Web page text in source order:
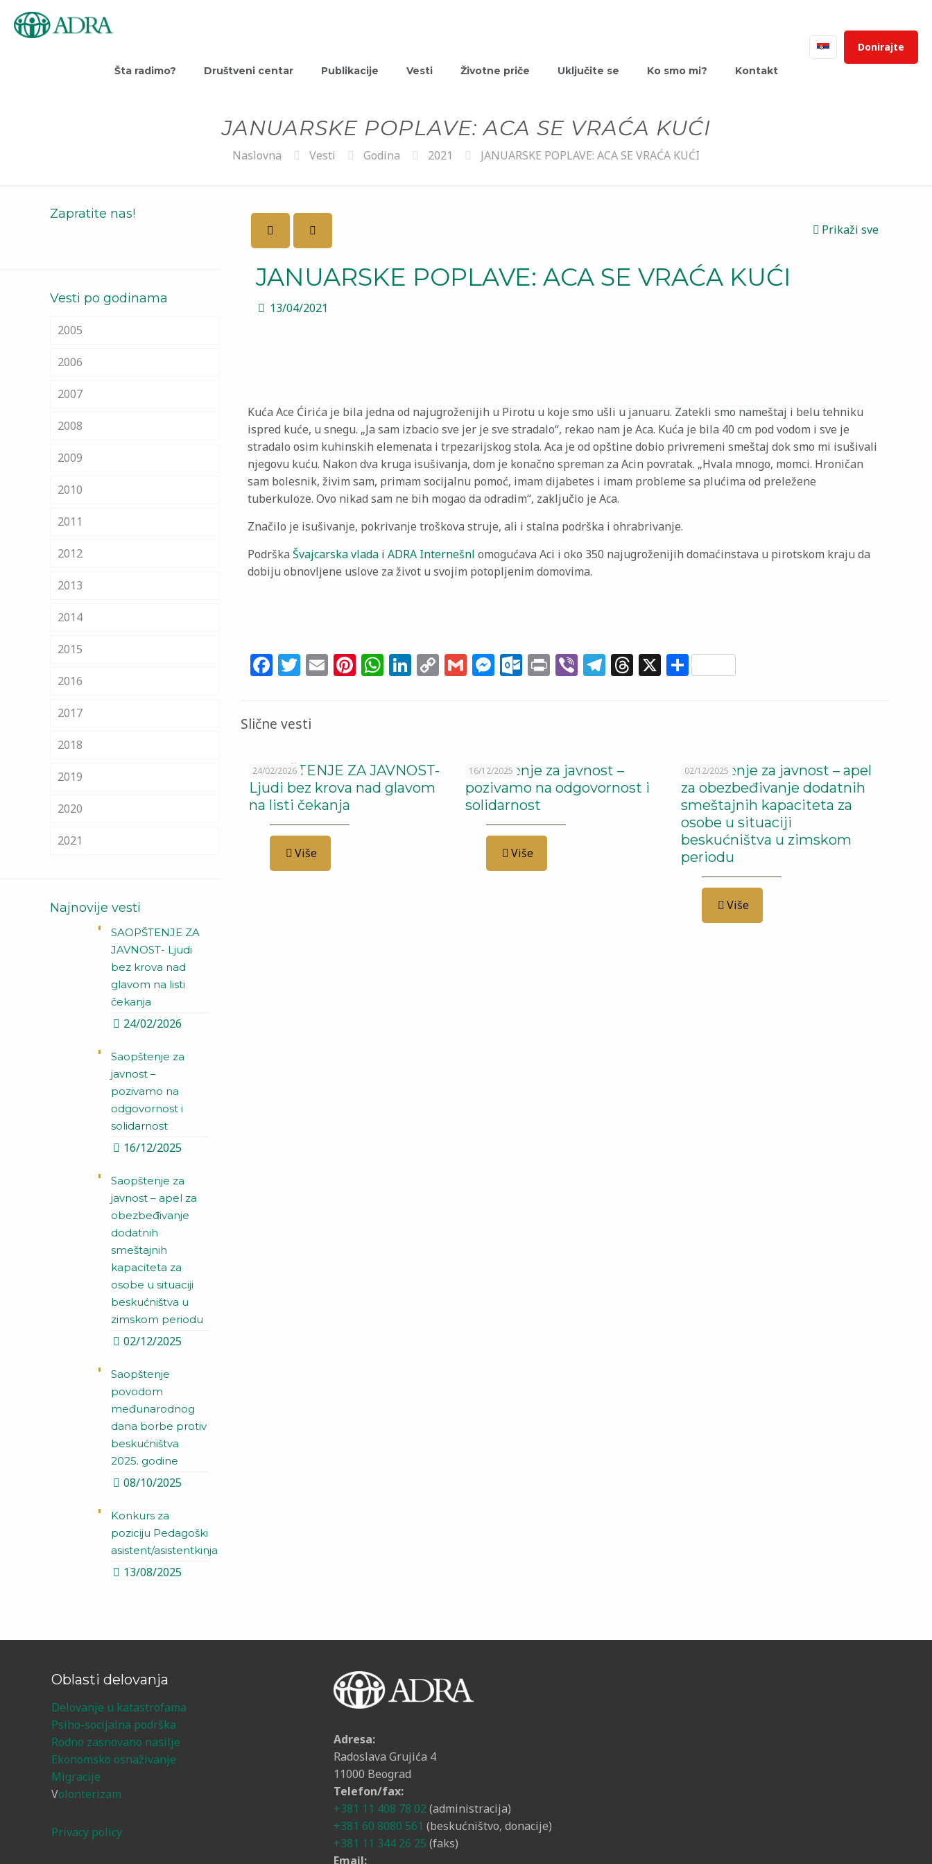
Šta radimo? Društveni centar Publikacije Vesti Životne priče Uključite se Ko smo mi? Kontakt
Donirajte
JANUARSKE POPLAVE: ACA SE VRAĆA KUĆI
Naslovna Vesti Godina 2021 JANUARSKE POPLAVE: ACA SE VRAĆA KUĆI
Prikaži sve
JANUARSKE POPLAVE: ACA SE VRAĆA KUĆI
13/04/2021
Kuća Ace Ćirića je bila jedna od najugroženijih u Pirotu u koje smo ušli u januaru. Zatekli smo nameštaj i belu tehniku
ispred kuće, u snegu. „Ja sam izbacio sve jer je sve stradalo“, rekao nam je Aca. Kuća je bila 40 cm pod vodom i sve je
stradalo osim kuhinskih elemenata i trpezarijskog stola. Aca je od opštine dobio privremeni smeštaj dok smo mi isušivali
njegovu kuću. Nakon dva kruga isušivanja, dom je konačno spreman za Acin povratak. „Hvala mnogo, momci. Hroničan
sam bolesnik, živim sam, primam socijalnu pomoć, imam dijabetes i imam probleme sa plućima od preležene
tuberkuloze. Ovo nikad sam ne bih mogao da odradim“, zaključio je Aca.
Značilo je isušivanje, pokrivanje troškova struje, ali i stalna podrška i ohrabrivanje.
Podrška Švajcarska vlada i ADRA Internešnl omogućava Aci i oko 350 najugroženijih domaćinstava u pirotskom kraju da
dobiju obnovljene uslove za život u svojim potopljenim domovima.
Facebook
Twitter
EmailPinterest
WhatsApp
LinkedIn
CopyGmail
Messenger
Outlook.com
PrintViberTelegram
Threads
X Share
Slične vesti
24/02/2026
SAOPŠTENJE ZA JAVNOST-
Ljudi bez krova nad glavom
na listi čekanja
Više
16/12/2025
Saopštenje za javnost –
pozivamo na odgovornost i
solidarnost
Više
02/12/2025
Saopštenje za javnost – apel
za obezbeđivanje dodatnih
smeštajnih kapaciteta za
osobe u situaciji
beskućništva u zimskom
periodu
Više
Zapratite nas!
Vesti po godinama
2005
2006
2007
2008
2009
2010
2011
2012
2013
2014
2015
2016
2017
2018
2019
2020
2021
Najnovije vesti
SAOPŠTENJE ZA
JAVNOST- Ljudi
bez krova nad
glavom na listi
čekanja
24/02/2026
Saopštenje za
javnost –
pozivamo na
odgovornost i
solidarnost
16/12/2025
Saopštenje za
javnost – apel za
obezbeđivanje
dodatnih
smeštajnih
kapaciteta za
osobe u situaciji
beskućništva u
zimskom periodu
02/12/2025
Saopštenje
povodom
međunarodnog
dana borbe protiv
beskućništva
2025. godine
08/10/2025
Konkurs za
poziciju Pedagoški
asistent/asistentkinja
13/08/2025
Oblasti delovanja
Delovanje u katastrofama
Psiho-socijalna podrška
Rodno zasnovano nasilje
Ekonomsko osnaživanje
Migracije
Volonterizam
Privacy policy
Adresa:
Radoslava Grujića 4
11000 Beograd
Telefon/fax:
+381 11 408 78 02(administracija)
+381 60 8080 561 (beskućništvo, donacije)
+381 11 344 26 25 (faks)
Email: